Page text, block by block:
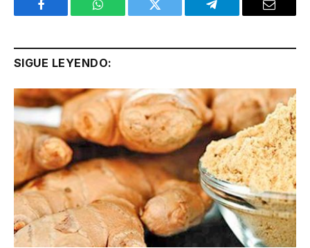
Facebook WhatsApp Twitter Telegram Email
SIGUE LEYENDO: